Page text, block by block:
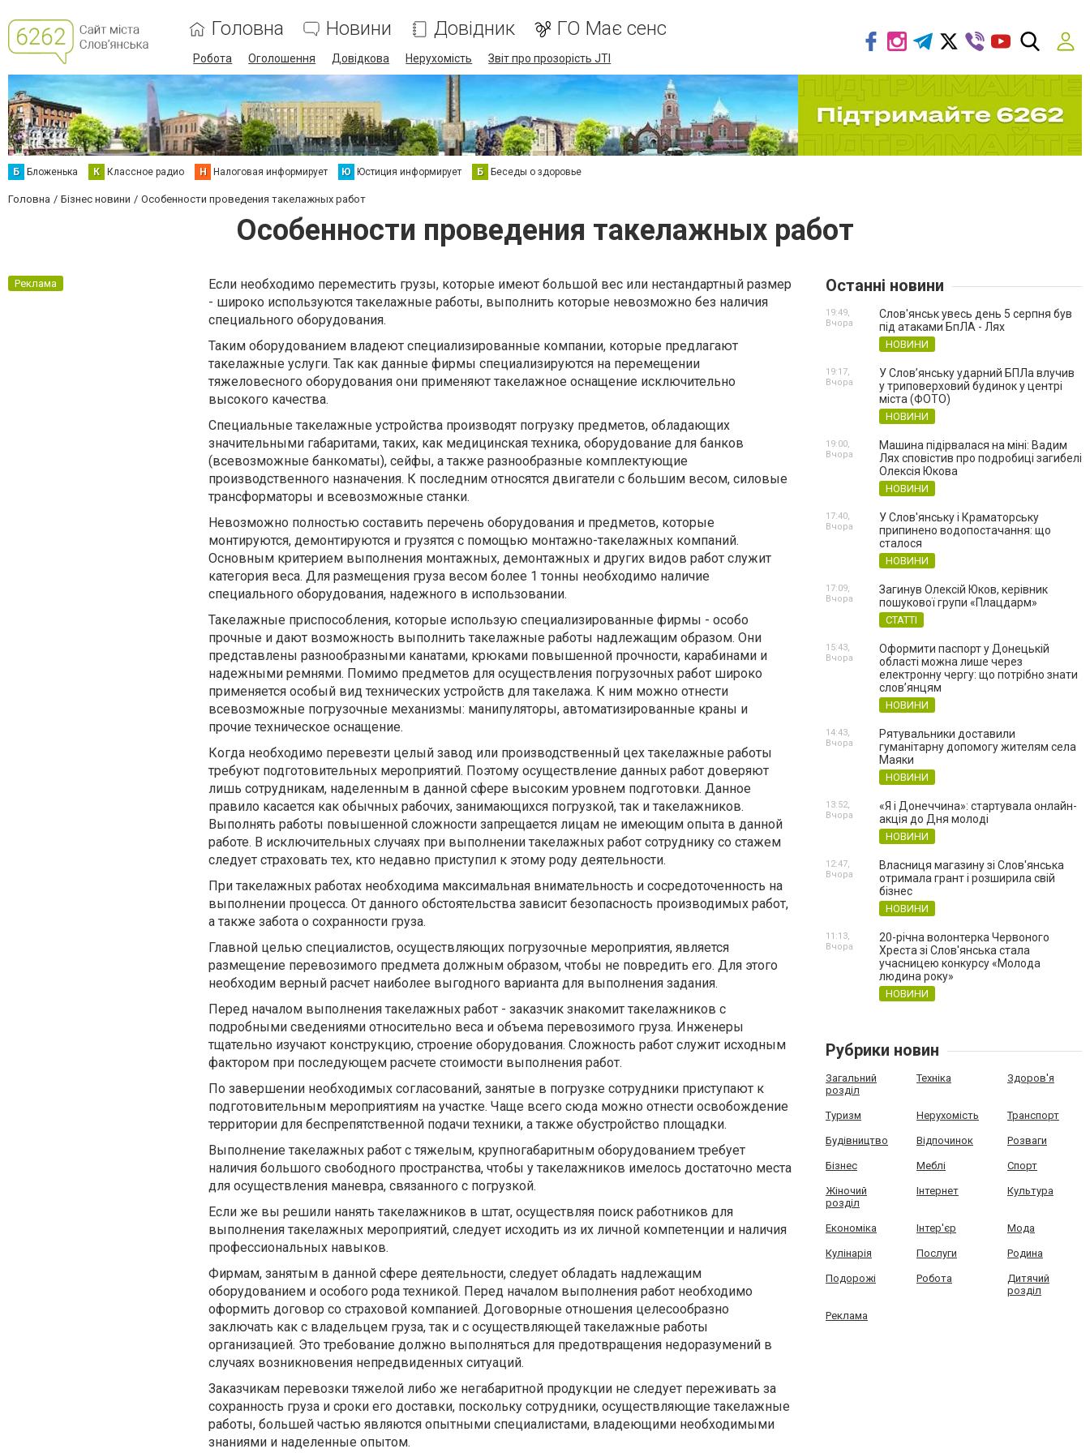
Головна Новини Довідник ГО Має сенс
Робота Оголошення Довідкова Нерухомість Звіт про прозорість JTI
Б Бложенька К Классное радио Н Налоговая информирует Ю Юстиция информирует Б Беседы о здоровье
Головна Бізнес новини Особенности проведения такелажных работ
Особенности проведения такелажных работ
Реклама
Если необходимо переместить грузы, которые имеют большой вес или нестандартный размер
- широко используются такелажные работы, выполнить которые невозможно без наличия
специального оборудования.
Таким оборудованием владеют специализированные компании, которые предлагают
такелажные услуги. Так как данные фирмы специализируются на перемещении
тяжеловесного оборудования они применяют такелажное оснащение исключительно
высокого качества.
Специальные такелажные устройства производят погрузку предметов, обладающих
значительными габаритами, таких, как медицинская техника, оборудование для банков
(всевозможные банкоматы), сейфы, а также разнообразные комплектующие
производственного назначения. К последним относятся двигатели с большим весом, силовые
трансформаторы и всевозможные станки.
Невозможно полностью составить перечень оборудования и предметов, которые
монтируются, демонтируются и грузятся с помощью монтажно-такелажных компаний.
Основным критерием выполнения монтажных, демонтажных и других видов работ служит
категория веса. Для размещения груза весом более 1 тонны необходимо наличие
специального оборудования, надежного в использовании.
Такелажные приспособления, которые использую специализированные фирмы - особо
прочные и дают возможность выполнить такелажные работы надлежащим образом. Они
представлены разнообразными канатами, крюками повышенной прочности, карабинами и
надежными ремнями. Помимо предметов для осуществления погрузочных работ широко
применяется особый вид технических устройств для такелажа. К ним можно отнести
всевозможные погрузочные механизмы: манипуляторы, автоматизированные краны и
прочие техническое оснащение.
Когда необходимо перевезти целый завод или производственный цех такелажные работы
требуют подготовительных мероприятий. Поэтому осуществление данных работ доверяют
лишь сотрудникам, наделенным в данной сфере высоким уровнем подготовки. Данное
правило касается как обычных рабочих, занимающихся погрузкой, так и такелажников.
Выполнять работы повышенной сложности запрещается лицам не имеющим опыта в данной
работе. В исключительных случаях при выполнении такелажных работ сотруднику со стажем
следует страховать тех, кто недавно приступил к этому роду деятельности.
При такелажных работах необходима максимальная внимательность и сосредоточенность на
выполнении процесса. От данного обстоятельства зависит безопасность производимых работ,
а также забота о сохранности груза.
Главной целью специалистов, осуществляющих погрузочные мероприятия, является
размещение перевозимого предмета должным образом, чтобы не повредить его. Для этого
необходим верный расчет наиболее выгодного варианта для выполнения задания.
Перед началом выполнения такелажных работ - заказчик знакомит такелажников с
подробными сведениями относительно веса и объема перевозимого груза. Инженеры
тщательно изучают конструкцию, строение оборудования. Сложность работ служит исходным
фактором при последующем расчете стоимости выполнения работ.
По завершении необходимых согласований, занятые в погрузке сотрудники приступают к
подготовительным мероприятиям на участке. Чаще всего сюда можно отнести освобождение
территории для беспрепятственной подачи техники, а также обустройство площадки.
Выполнение такелажных работ с тяжелым, крупногабаритным оборудованием требует
наличия большого свободного пространства, чтобы у такелажников имелось достаточно места
для осуществления маневра, связанного с погрузкой.
Если же вы решили нанять такелажников в штат, осуществляя поиск работников для
выполнения такелажных мероприятий, следует исходить из их личной компетенции и наличия
профессиональных навыков.
Фирмам, занятым в данной сфере деятельности, следует обладать надлежащим
оборудованием и особого рода техникой. Перед началом выполнения работ необходимо
оформить договор со страховой компанией. Договорные отношения целесообразно
заключать как с владельцем груза, так и с осуществляющей такелажные работы
организацией. Это требование должно выполняться для предотвращения недоразумений в
случаях возникновения непредвиденных ситуаций.
Заказчикам перевозки тяжелой либо же негабаритной продукции не следует переживать за
сохранность груза и сроки его доставки, поскольку сотрудники, осуществляющие такелажные
работы, большей частью являются опытными специалистами, владеющими необходимыми
знаниями и наделенные опытом.
Останні новини
Слов'янськ увесь день 5 серпня був
під атаками БпЛА - Лях
НОВИНИ
19:49,
Вчора
У Слов’янську ударний БПЛа влучив
у триповерховий будинок у центрі
міста (ФОТО)
НОВИНИ
19:17,
Вчора
Машина підірвалася на міні: Вадим
Лях сповістив про подробиці загибелі
Олексія Юкова
НОВИНИ
19:00,
Вчора
У Слов'янську і Краматорську
припинено водопостачання: що
сталося
НОВИНИ
17:40,
Вчора
Загинув Олексій Юков, керівник
пошукової групи «Плацдарм»
СТАТТІ
17:09,
Вчора
Оформити паспорт у Донецькій
області можна лише через
електронну чергу: що потрібно знати
слов’янцям
НОВИНИ
15:43,
Вчора
Рятувальники доставили
гуманітарну допомогу жителям села
Маяки
НОВИНИ
14:43,
Вчора
«Я і Донеччина»: стартувала онлайн-
акція до Дня молоді
НОВИНИ
13:52,
Вчора
Власниця магазину зі Слов'янська
отримала грант і розширила свій
бізнес
НОВИНИ
12:47,
Вчора
20-річна волонтерка Червоного
Хреста зі Слов'янська стала
учасницею конкурсу «Молода
людина року»
НОВИНИ
11:13,
Вчора
Рубрики новин
Загальний
розділ
Техніка Здоров'я
Туризм Нерухомість Транспорт
Будівництво Відпочинок Розваги
Бізнес Меблі Спорт
Жіночий
розділ
Інтернет Культура
Економіка Інтер'єр Мода
Кулінарія Послуги Родина
Подорожі Робота
Дитячий
розділ
Реклама